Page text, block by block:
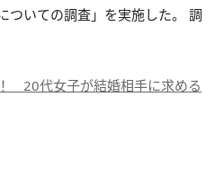
ついての調査」を実施した。 調
20代女子が結婚相手に求める